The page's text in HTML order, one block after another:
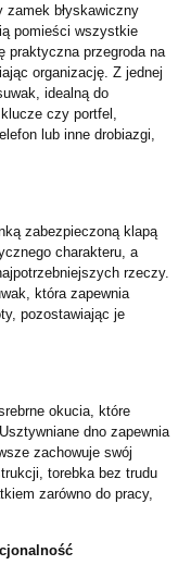
zamek błyskawiczny
pomieści wszystkie
praktyczna przegroda na
organizację. Z jednej
idealną do
czy portfel,
lub inne drobiazgi,
zabezpieczoną klapą
charakteru, a
rzeczy.
która zapewnia
pozostawiając je
okucia, które
dno zapewnia
zachowuje swój
torebka bez trudu
zarówno do pracy,